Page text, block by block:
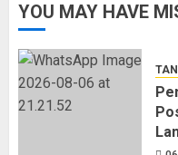
YOU MAY HAVE